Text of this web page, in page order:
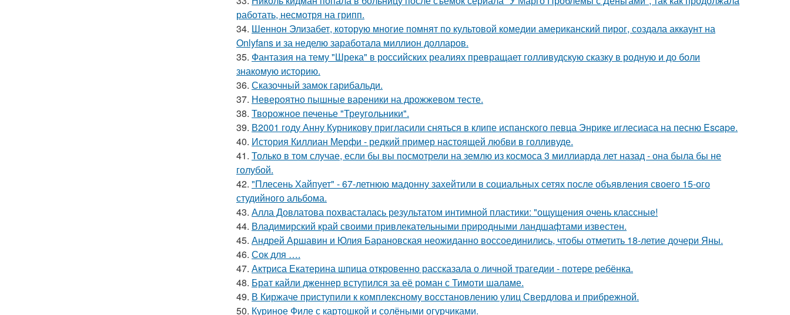
работать, несмотря на грипп.
34. Шеннон Элизабет, которую многие помнят по культовой комедии американский пирог, создала аккаунт на
Onlyfans и за неделю заработала миллион долларов.
35. Фантазия на тему "Шрека" в российских реалиях превращает голливудскую сказку в родную и до боли
знакомую историю.
36. Сказочный замок гарибальди.
37. Невероятно пышные вареники на дрожжевом тесте.
38. Творожное печенье "Треугольники".
39. В2001 году Анну Курникову пригласили сняться в клипе испанского певца Энрике иглесиаса на песню Escape.
40. История Киллиан Мерфи - редкий пример настоящей любви в голливуде.
41. Только в том случае, если бы вы посмотрели на землю из космоса 3 миллиарда лет назад - она была бы не
голубой.
42. "Плесень Хайпует" - 67-летнюю мадонну захейтили в социальных сетях после объявления своего 15-ого
студийного альбома.
43. Алла Довлатова похвасталась результатом интимной пластики: "ощущения очень классные!
44. Владимирский край своими привлекательными природными ландшафтами известен.
45. Андрей Аршавин и Юлия Барановская неожиданно воссоединились, чтобы отметить 18-летие дочери Яны.
46. Сок для ….
47. Актриса Екатерина шпица откровенно рассказала о личной трагедии - потере ребёнка.
48. Брат кайли дженнер вступился за её роман с Тимоти шаламе.
49. В Киржаче приступили к комплексному восстановлению улиц Свердлова и прибрежной.
50. Куриное Филе с картошкой и солёными огурчиками.